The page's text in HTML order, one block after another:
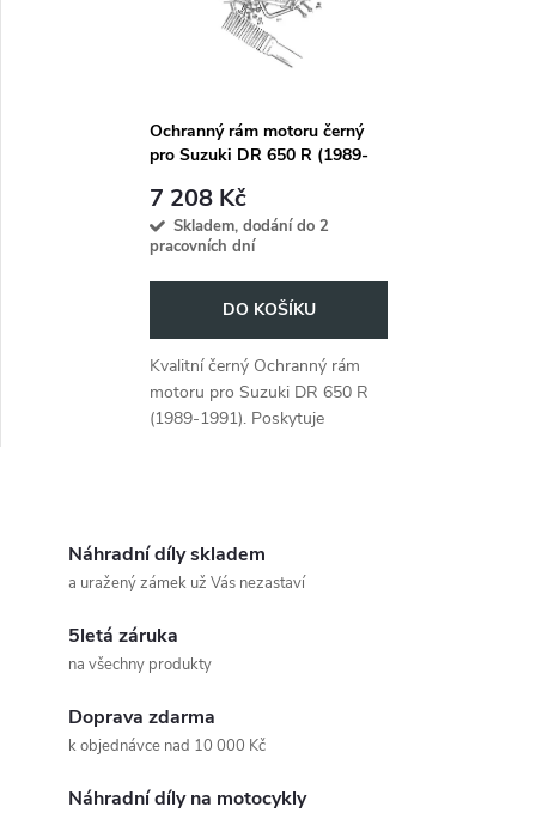
Ochranný rám motoru černý
pro Suzuki DR 650 R (1989-
7 208 Kč
Skladem, dodání do 2
pracovních dní
DO KOŠÍKU
Kvalitní černý Ochranný rám
motoru pro Suzuki DR 650 R
(1989-1991). Poskytuje
Náhradní díly skladem
a uražený zámek už Vás nezastaví
5letá záruka
na všechny produkty
Doprava zdarma
k objednávce nad 10 000 Kč
Náhradní díly na motocykly